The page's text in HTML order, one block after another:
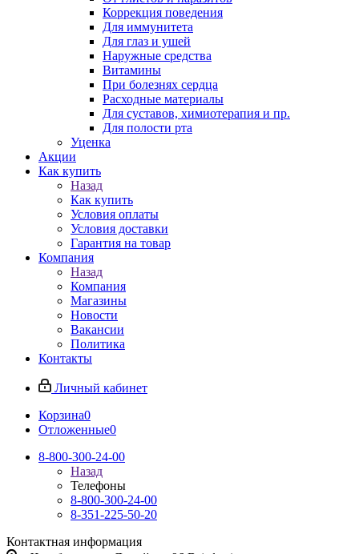
Коррекция поведения
Для иммунитета
Для глаз и ушей
Наружные средства
Витамины
При болезнях сердца
Расходные материалы
Для суставов, химиотерапия и пр.
Для полости рта
Уценка
Акции
Как купить
Назад
Как купить
Условия оплаты
Условия доставки
Гарантия на товар
Компания
Назад
Компания
Магазины
Новости
Вакансии
Политика
Контакты
Личный кабинет
Корзина0
Отложенные0
8-800-300-24-00
Назад
Телефоны
8-800-300-24-00
8-351-225-50-20
Контактная информация